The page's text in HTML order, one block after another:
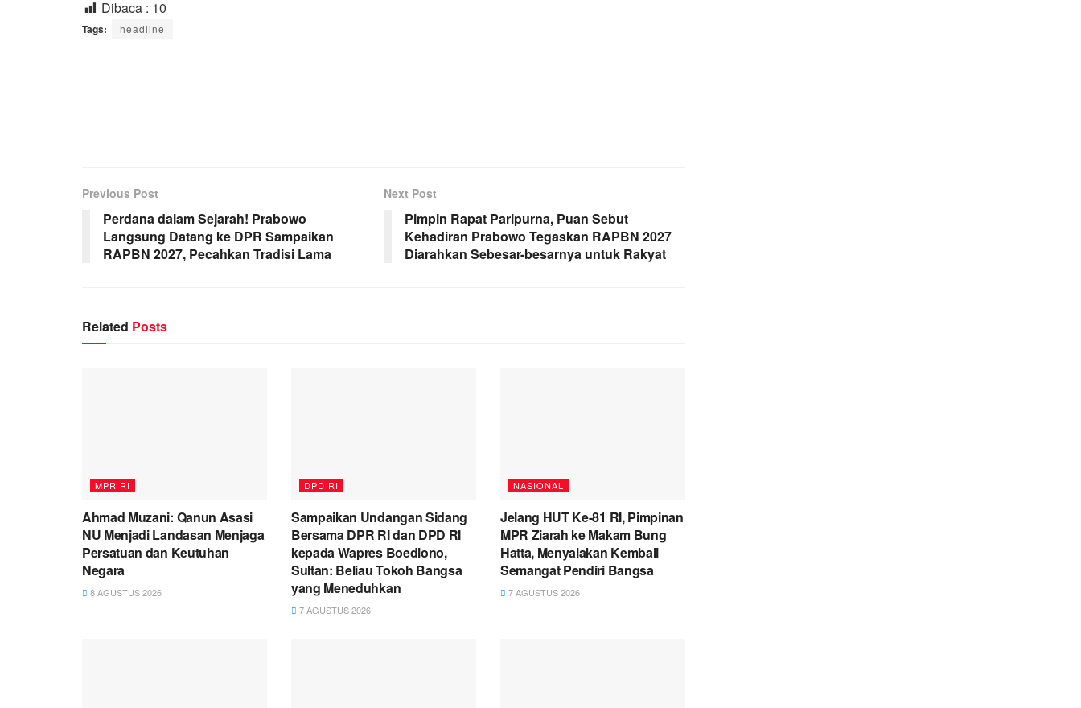
Dibaca : 10
Tags: headline
Previous Post
Perdana dalam Sejarah! Prabowo
Langsung Datang ke DPR Sampaikan
RAPBN 2027, Pecahkan Tradisi Lama
Next Post
Pimpin Rapat Paripurna, Puan Sebut
Kehadiran Prabowo Tegaskan RAPBN 2027
Diarahkan Sebesar-besarnya untuk Rakyat
Related Posts
MPR RI
Ahmad Muzani: Qanun Asasi
NU Menjadi Landasan Menjaga
Persatuan dan Keutuhan
Negara
8 AGUSTUS 2026
DPD RI
Sampaikan Undangan Sidang
Bersama DPR RI dan DPD RI
kepada Wapres Boediono,
Sultan: Beliau Tokoh Bangsa
yang Meneduhkan
7 AGUSTUS 2026
NASIONAL
Jelang HUT Ke-81 RI, Pimpinan
MPR Ziarah ke Makam Bung
Hatta, Menyalakan Kembali
Semangat Pendiri Bangsa
7 AGUSTUS 2026